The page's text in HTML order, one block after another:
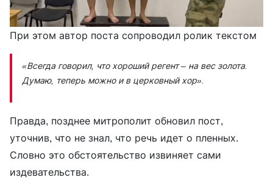
При этом автор поста сопроводил ролик текстом
«Всегда говорил, что хороший регент – на вес золота.
Думаю, теперь можно и в церковный хор».
Правда, позднее митрополит обновил пост,
уточнив, что не знал, что речь идет о пленных.
Словно это обстоятельство извиняет сами
издевательства.